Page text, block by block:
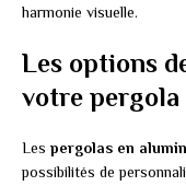
harmonie visuelle.
Les options
votre
Les pergolas en
possibilités de